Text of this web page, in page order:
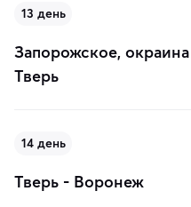
13 день
Запорожское,
Тверь
14 день
Тверь - Воронеж